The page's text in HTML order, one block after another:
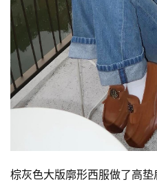
棕灰色大版廓形西服做了高